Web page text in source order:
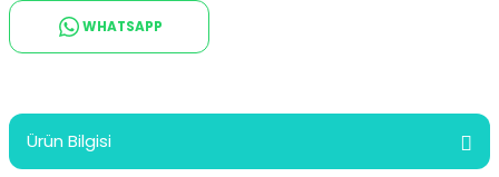
WHATSAPP
Ürün Bilgisi